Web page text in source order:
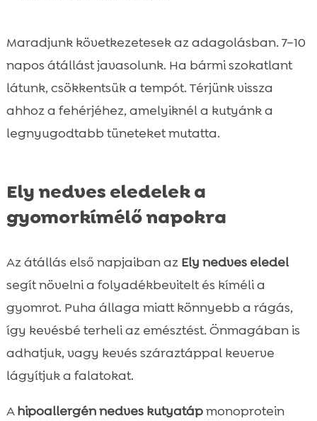
Maradjunk következetesek az adagolásban. 7–10
napos átállást javasolunk. Ha bármi szokatlant
látunk, csökkentsük a tempót. Térjünk vissza
ahhoz a fehérjéhez, amelyiknél a kutyánk a
legnyugodtabb tüneteket mutatta.
Ely nedves eledelek a
gyomorkímélő napokra
Az átállás első napjaiban az Ely nedves eledel
segít növelni a folyadékbevitelt és kíméli a
gyomrot. Puha állaga miatt könnyebb a rágás,
így kevésbé terheli az emésztést. Önmagában is
adhatjuk, vagy kevés száraztáppal keverve
lágyítjuk a falatokat.
Ahipoallergén nedves kutyatápmonoprotein